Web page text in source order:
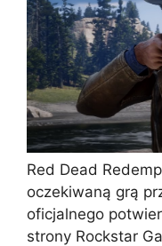
Red Dead
oczekiwaną grą
oficjalnego
strony Rockstar